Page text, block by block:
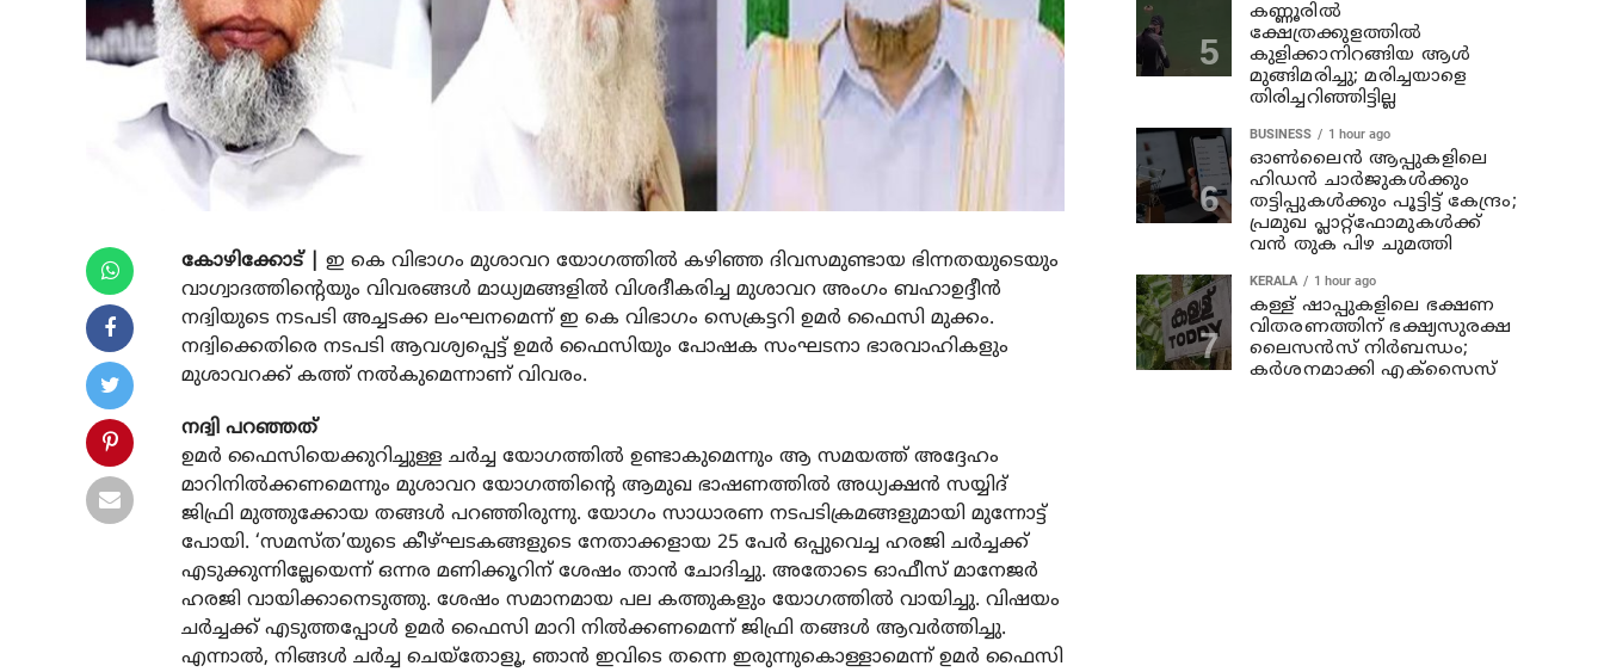
കോഴിക്കോട് |
ഇ കെ വിഭാഗം മുശാവറ യോഗത്തില്‍ കഴിഞ്ഞ ദിവസമുണ്ടായ ഭിന്നതയുടെയും
വാഗ്വാദത്തിന്റെയും വിവരങ്ങള്‍ മാധ്യമങ്ങളില്‍ വിശദീകരിച്ച മുശാവറ അംഗം ബഹാഉദ്ദീന്‍
നദ്വിയുടെ നടപടി അച്ചടക്ക ലംഘനമെന്ന് ഇ കെ വിഭാഗം സെക്രട്ടറി ഉമര്‍ ഫൈസി മുക്കം.
നദ്വിക്കെതിരെ നടപടി ആവശ്യപ്പെട്ട് ഉമര്‍ ഫൈസിയും പോഷക സംഘടനാ ഭാരവാഹികളും
മുശാവറക്ക് കത്ത് നല്‍കുമെന്നാണ് വിവരം.
നദ്വി പറഞ്ഞത്
ഉമര്‍ ഫൈസിയെക്കുറിച്ചുള്ള ചര്‍ച്ച യോഗത്തില്‍ ഉണ്ടാകുമെന്നും ആ സമയത്ത് അദ്ദേഹം
മാറിനില്‍ക്കണമെന്നും മുശാവറ യോഗത്തിന്റെ ആമുഖ ഭാഷണത്തില്‍ അധ്യക്ഷന്‍ സയ്യിദ്
ജിഫ്രി മുത്തുക്കോയ തങ്ങള്‍ പറഞ്ഞിരുന്നു. യോഗം സാധാരണ നടപടിക്രമങ്ങളുമായി മുന്നോട്ട്
പോയി. ‘സമസ്ത’യുടെ കീഴ്ഘടകങ്ങളുടെ നേതാക്കളായ 25 പേര്‍ ഒപ്പുവെച്ച ഹരജി ചര്‍ച്ചക്ക്
എടുക്കുന്നില്ലേയെന്ന് ഒന്നര മണിക്കൂറിന് ശേഷം താന്‍ ചോദിച്ചു. അതോടെ ഓഫീസ് മാനേജര്‍
ഹരജി വായിക്കാനെടുത്തു. ശേഷം സമാനമായ പല കത്തുകളും യോഗത്തില്‍ വായിച്ചു. വിഷയം
ചര്‍ച്ചക്ക് എടുത്തപ്പോള്‍ ഉമര്‍ ഫൈസി മാറി നില്‍ക്കണമെന്ന് ജിഫ്രി തങ്ങള്‍ ആവര്‍ത്തിച്ചു.
എന്നാല്‍, നിങ്ങള്‍ ചര്‍ച്ച ചെയ്തോളൂ, ഞാന്‍ ഇവിടെ തന്നെ ഇരുന്നുകൊള്ളാമെന്ന് ഉമര്‍ ഫൈസി
കണ്ണൂരില്‍
ക്ഷേത്രക്കുളത്തില്‍
കുളിക്കാനിറങ്ങിയ ആള്‍
മുങ്ങിമരിച്ചു; മരിച്ചയാളെ
തിരിച്ചറിഞ്ഞിട്ടില്ല
BUSINESS 1 hour ago
ഓൺലൈൻ ആപ്പുകളിലെ
ഹിഡൻ ചാർജുകൾക്കും
തട്ടിപ്പുകൾക്കും പൂട്ടിട്ട് കേന്ദ്രം;
പ്രമുഖ പ്ലാറ്റ്‌ഫോമുകൾക്ക്
വൻ തുക പിഴ ചുമത്തി
KERALA 1 hour ago
കള്ള് ഷാപ്പുകളിലെ ഭക്ഷണ
വിതരണത്തിന് ഭക്ഷ്യസുരക്ഷ
ലൈസന്‍സ് നിര്‍ബന്ധം;
കര്‍ശനമാക്കി എക്സൈസ്